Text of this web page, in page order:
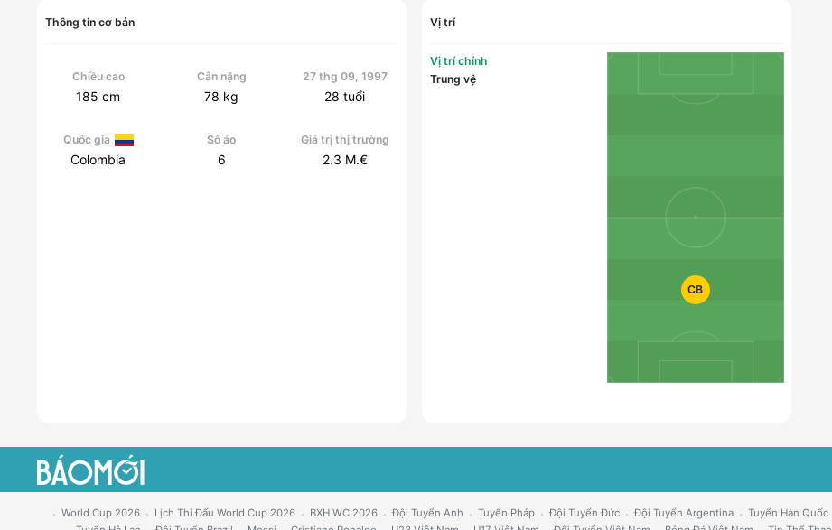
Thông tin cơ bản
Chiều cao
185 cm
Cân nặng
78 kg
27 thg 09, 1997
28 tuổi
Quốc gia
Colombia
Số áo
6
Giá trị thị trường
2.3 M.€
Vị trí
Vị trí chính
Trung vệ
CB
World Cup 2026 Lịch Thi Đấu World Cup 2026 BXH WC 2026 Đội Tuyển Anh Tuyển Pháp Đội Tuyển Đức Đội Tuyển Argentina Tuyển Hàn Quốc